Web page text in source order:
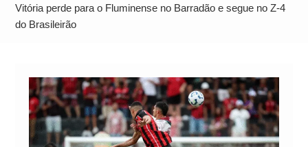
Operação Ágio: Ação policial na Bahia prende 14
suspeitos e mira rede ligada a ‘Zói de Gato’, do
Vitória perde para o Fluminense no Barradão e segue no Z-4
do Brasileirão